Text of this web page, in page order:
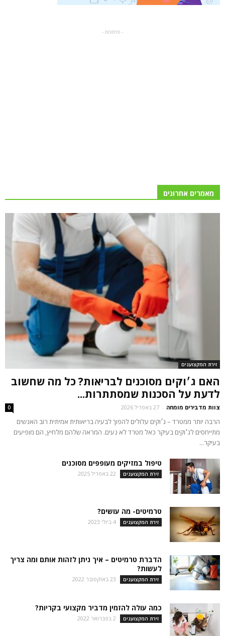
- פרסומת -
מאמרים אחרונים
זירת המקצוענים
האם ג׳וקים מסוכנים לבריאות? כל מה שחשוב
לדעת על הסכנות שמסתתרות...
צוות מדבירים מומחה - 27 באפריל 2026 0
הרבה יותר ממטרד – ג׳וקים עלולים להפוך לבעיה בריאותית אמיתית רוב האנשים
מתייחסים לג׳וקים בעיקר כאל מטרד לא נעים. המראה שלהם מלחיץ, הם מופיעים
בעיקר...
טיפול במזיקים מעופפים מסוכנים
זירת המקצוענים 22 באפריל 2025
טרמיטים- מה עושים?
זירת המקצוענים 4 ביולי 2023
הדברת טרמיטים – איך ניתן לזהות אותם ומה צריך
לעשות?
זירת המקצוענים 23 באוקטובר 2022
כמה עולה להזמין מדביר מקצועי בקריות?
זירת המקצוענים 2 בפברואר 2022